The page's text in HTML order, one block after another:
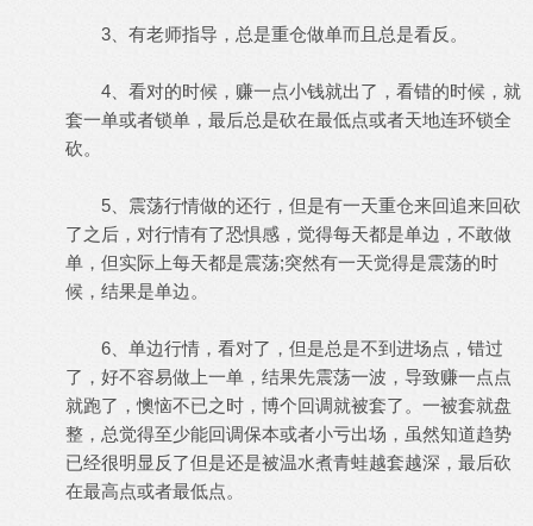
3、有老师指导，总是重仓做单而且总是看反。
4、看对的时候，赚一点小钱就出了，看错的时候，就
套一单或者锁单，最后总是砍在最低点或者天地连环锁全
砍。
5、震荡行情做的还行，但是有一天重仓来回追来回砍
了之后，对行情有了恐惧感，觉得每天都是单边，不敢做
单，但实际上每天都是震荡;突然有一天觉得是震荡的时
候，结果是单边。
6、单边行情，看对了，但是总是不到进场点，错过
了，好不容易做上一单，结果先震荡一波，导致赚一点点
就跑了，懊恼不已之时，博个回调就被套了。一被套就盘
整，总觉得至少能回调保本或者小亏出场，虽然知道趋势
已经很明显反了但是还是被温水煮青蛙越套越深，最后砍
在最高点或者最低点。